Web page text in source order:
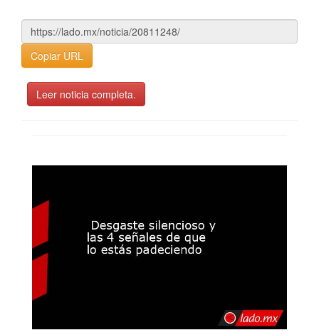
Copiar URL
Leer noticia completa.